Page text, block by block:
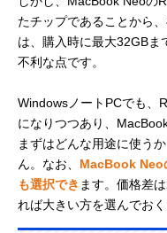
たチップであることから
は、購入時に最大32GBま
不利な点です。
WindowsノートPCでも、
になりつつあり、
まずはどんな用途に使う
ん。なお、 MacBook Neo
も選択でき ます。価格差
れば大きい方を選んでお